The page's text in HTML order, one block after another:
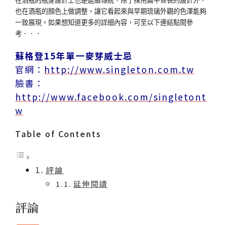
也在酒瓶的顏色上做調整，讓它看起來與早期琉璃外觀的色澤能夠
一致展現。如果想知道更多的詳細內容，可至以下連結點閱參
考．．．
蘇格登15年單一麥芽威士忌
官網： http://www.singleton.com.tw
臉書：
http://www.facebook.com/singletont
w
Table of Contents
評論
延伸閱讀
評論